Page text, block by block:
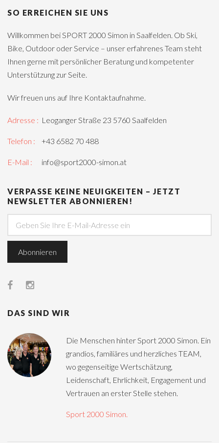
SO ERREICHEN SIE UNS
Willkommen bei SPORT 2000 Simon in Saalfelden. Ob Ski,
Bike, Outdoor oder Service – unser erfahrenes Team steht
Ihnen gerne mit persönlicher Beratung und kompetenter
Unterstützung zur Seite.
Wir freuen uns auf Ihre Kontaktaufnahme.
Adresse : Leoganger Straße 23 5760 Saalfelden
Telefon : +43 6582 70 488
E-Mail : info@sport2000-simon.at
VERPASSE KEINE NEUIGKEITEN – JETZT
NEWSLETTER ABONNIEREN!
DAS SIND WIR
Die Menschen hinter Sport 2000 Simon. Ein
grandios, familiäres und herzliches TEAM,
wo gegenseitige Wertschätzung,
Leidenschaft, Ehrlichkeit, Engagement und
Vertrauen an erster Stelle stehen.
Sport 2000 Simon.